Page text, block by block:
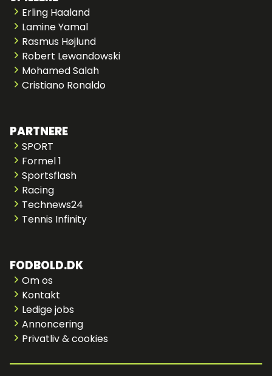
Erling Haaland
Lamine Yamal
Rasmus Højlund
Robert Lewandowski
Mohamed Salah
Cristiano Ronaldo
PARTNERE
SPORT
Formel 1
Sportsflash
Racing
Technews24
Tennis Infinity
FODBOLD.DK
Om os
Kontakt
Ledige jobs
Annoncering
Privatliv & cookies